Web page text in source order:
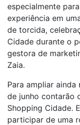
especialmente
experiência em
de torcida,
Cidade durante o
gestora de
Zaia.
Para ampliar ainda
de junho contarão
Shopping Cidade.
participar de uma